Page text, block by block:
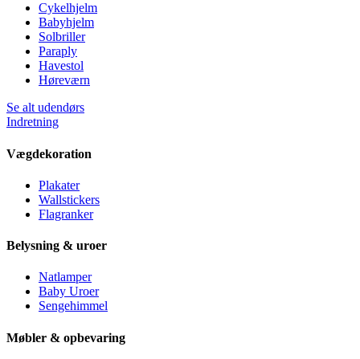
Cykelhjelm
Babyhjelm
Solbriller
Paraply
Havestol
Høreværn
Se alt udendørs
Indretning
Vægdekoration
Plakater
Wallstickers
Flagranker
Belysning & uroer
Natlamper
Baby Uroer
Sengehimmel
Møbler & opbevaring